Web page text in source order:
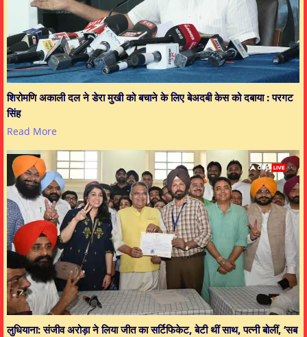
शिरोमणि अकाली दल ने डेरा मुखी को बचाने के लिए बेअदबी केस को दबाया : परगट
सिंह
Read More
लुधियाना: संजीव अरोड़ा ने लिया जीत का सर्टिफिकेट, बेटी थीं साथ, पत्नी बोलीं, ‘सब